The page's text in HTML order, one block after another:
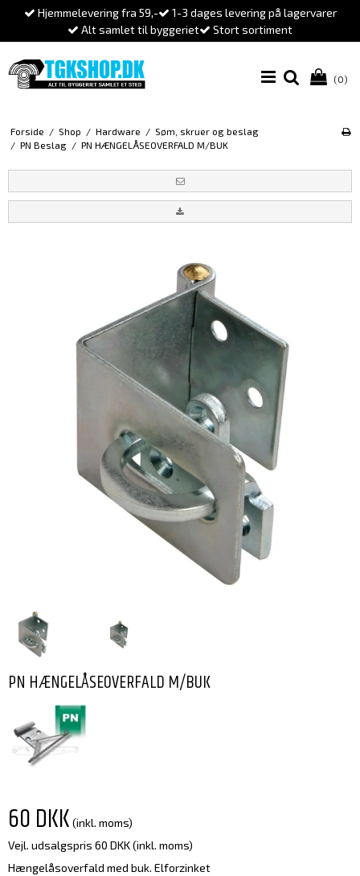
Hjemmelevering fra 59,-
1-3 dages levering på lagervarer
Alt samlet til byggeriet
Stort sortiment
(0)
Forside / Shop / Hardware / Søm, skruer og beslag
/ PN Beslag / PN HÆNGELÅSEOVERFALD M/BUK
PN HÆNGELÅSEOVERFALD M/BUK
60 DKK (inkl. moms)
Vejl. udsalgspris 60 DKK(inkl. moms)
Hængelåsoverfald med buk. Elforzinket